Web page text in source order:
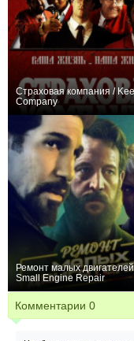
Страховая компания /
Company
Ремонт малых
Small Engine Repair
Комментарии 0